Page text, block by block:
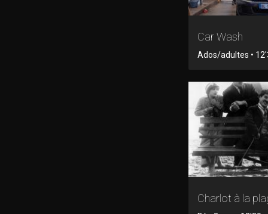
Car Wash
Ados/adultes •
Charlot à la